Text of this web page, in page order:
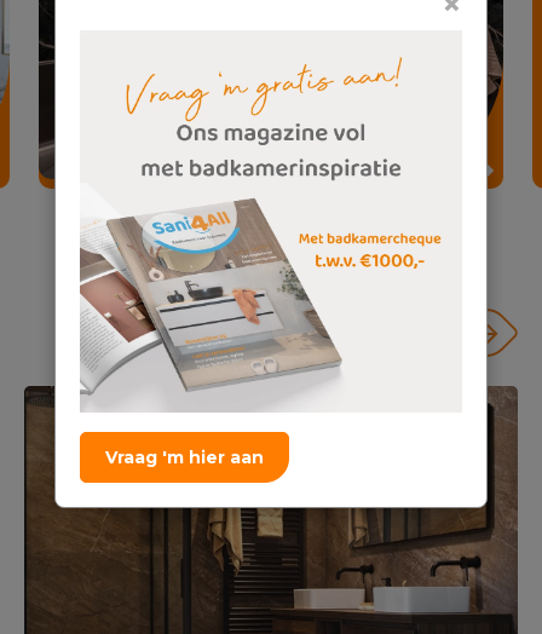
Vraag 'm hier aan
Hotel chique badkamer en toiletruimte
familie Ziel